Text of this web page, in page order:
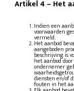
Artikel 4 – Het
Indien een
voorwaarden
vermeld.
Het aanbod
aangeboden
beschrijving is
het aanbod
ondernemer
diensten en/of
fouten in het